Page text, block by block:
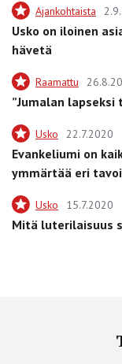
Ajankohtaista
Usko on iloinen
hävetä
Raamattu
”Jumalan
Usko 22.7.2020
Evankeliumi on
ymmärtää eri
Usko 15.7.2020
Mitä luterilaisuus